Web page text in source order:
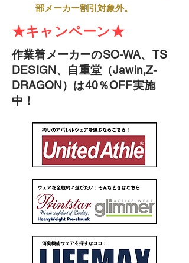
部メーカー割引対象外。
​★キャンペーン★
​作業着メーカーのSO-WA、TS
DESIGN、自重堂（Jawin,Z-
DRAGON）は40％OFF実施
中！